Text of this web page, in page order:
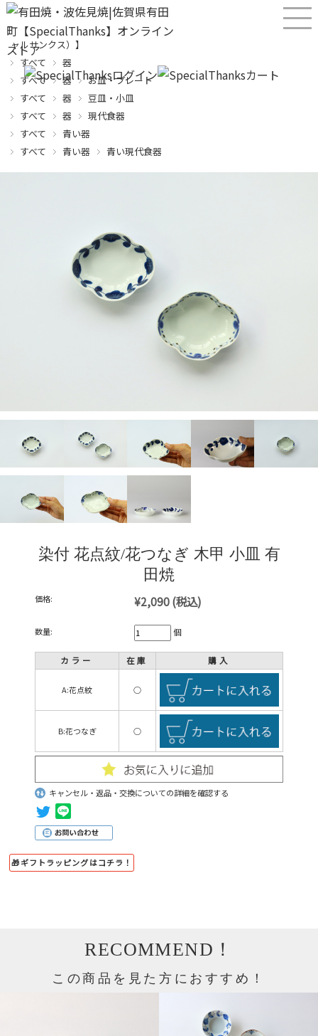
産直！有田焼、波佐見焼オンラインショップ【SPECIALTHANKS（スペシ
ャルサンクス）】
すべて
器
すべて
器
お皿・プレート
すべて
器
豆皿・小皿
すべて
器
現代食器
すべて
青い器
すべて
青い器 青い現代食器
染付 花点紋/花つなぎ 木甲 小皿 有
田焼
価格: ¥2,090(税込)
数量: 個
カラー 在庫 購入
A:花点紋 ○
B:花つなぎ ○
キャンセル・返品・交換についての詳細を確認する
🎁ギフトラッピングはコチラ！
RECOMMEND！
この商品を見た方におすすめ！